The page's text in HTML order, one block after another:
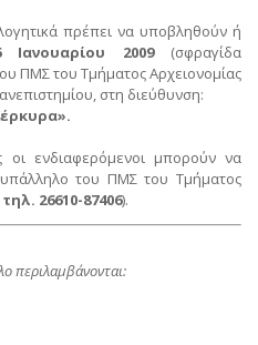
πρέπει να υποβληθούν ή
Ιανουαρίου 2009 (σφραγίδα
ΠΜΣ του Τμήματος Αρχειονομίας
στη διεύθυνση:
οι ενδιαφερόμενοι μπορούν να
του ΠΜΣ του Τμήματος
26610-87406).
περιλαμβάνονται: